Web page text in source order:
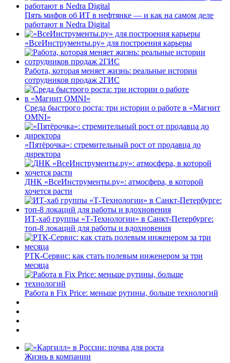
Пять мифов об ИТ в нефтянке — и как на самом деле
работают в Nedra Digital
«ВсеИнструменты.ру» для построения карьеры
Работа, которая меняет жизнь: реальные истории
сотрудников продаж 2ГИС
Среда быстрого роста: три истории о работе в «Магнит
OMNI»
«Пятёрочка»: стремительный рост от продавца до
директора
ДНК «ВсеИнструменты.ру»: атмосфера, в которой
хочется расти
ИТ-хаб группы «Т-Технологии» в Санкт-Петербурге:
топ-8 локаций для работы и вдохновения
РТК-Сервис: как стать полевым инженером за три
месяца
Работа в Fix Price: меньше рутины, больше технологий
Жизнь в компании